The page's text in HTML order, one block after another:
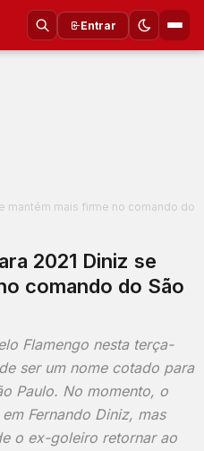
Entrar
mantém mais firme no comando do
2021 Diniz se
comando do São
Flamengo nesta terça-
ser um nome cotado para
Paulo. No momento, o
Fernando Diniz, mas
o ex-goleiro retornar ao